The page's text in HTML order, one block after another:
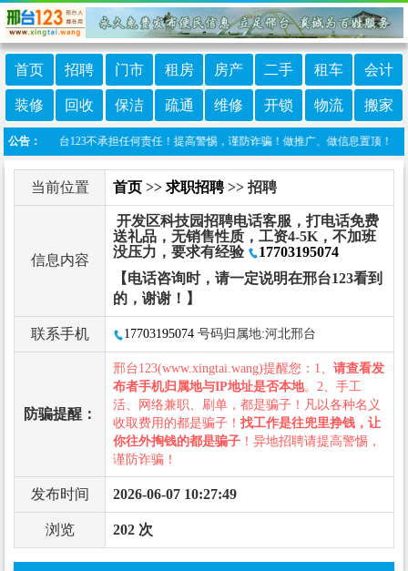
首页 招聘 门市 租房 房产 二手 租车 会计
装修 回收 保洁 疏通 维修 开锁 物流 搬家
公告：
发布，邢台123不承担任何责任！提高警惕，谨防诈骗！做推广、做信息置顶！请
当前位置 首页 >> 求职招聘>> 招聘
信息内容
开发区科技园招聘电话客服，打电话免费
送礼品，无销售性质，工资4-5K，不加班
没压力，要求有经验
17703195074
【电话咨询时，请一定说明在邢台123看到
的，谢谢！】
联系手机 17703195074 号码归属地:河北邢台
防骗提醒：
邢台123(www.xingtai.wang)提醒您：1、 请查看发
布者手机归属地与IP地址是否本地。2、手工
活、网络兼职、刷单，都是骗子！凡以各种名义
收取费用的都是骗子！ 找工作是往兜里挣钱，让
你往外掏钱的都是骗子 ！异地招聘请提高警惕，
谨防诈骗！
发布时间 2026-06-07 10:27:49
浏览 202 次